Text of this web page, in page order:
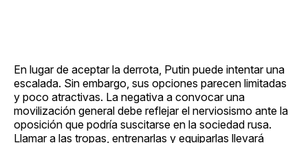
En lugar de aceptar la derrota, Putin puede intentar una
escalada. Sin embargo, sus opciones parecen limitadas
y poco atractivas. La negativa a convocar una
movilización general debe reflejar el nerviosismo ante la
oposición que podría suscitarse en la sociedad rusa.
Llamar a las tropas, entrenarlas y equiparlas llevará